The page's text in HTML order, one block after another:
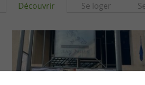
Découvrir Se loger